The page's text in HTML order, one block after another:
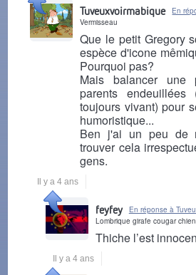
Tuveuxvoirmabique
En
Vermisseau
Que le petit Gregory
espèce d'icone
Pourquoi pas?
Mais balancer une
parents
toujours vivant) pour
humoristique...
Ben j'ai un peu de
trouver cela
gens.
Il y a 4 ans
feyfey
En réponse à
Lombrique girafe cougar
Thiche l’est
Il y a 4 ans